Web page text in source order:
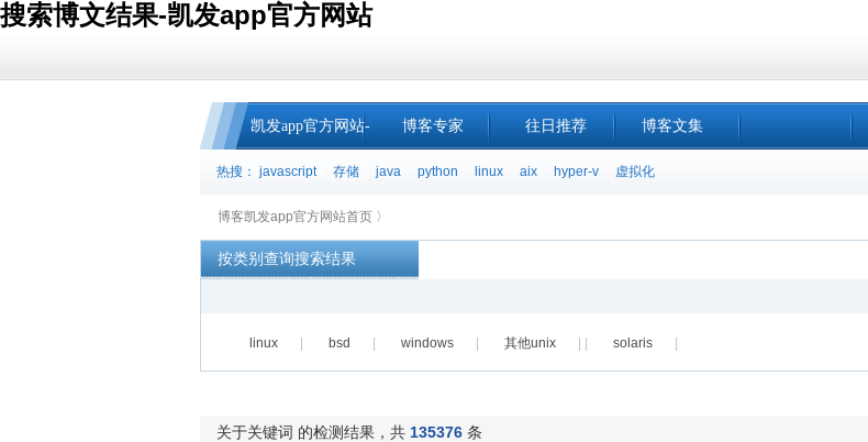
搜索博文结果-凯发app官方网站
凯发app官方网站-
凯发k8官网下载客
户端中心
博客专家 往日推荐 博客文集
热搜： javascript 存储 java python linux aix hyper-v 虚拟化
博客凯发app官方网站首页 〉
按类别查询搜索结果
linux bsd windows 其他unix solaris
关于关键词 的检测结果，共 135376 条